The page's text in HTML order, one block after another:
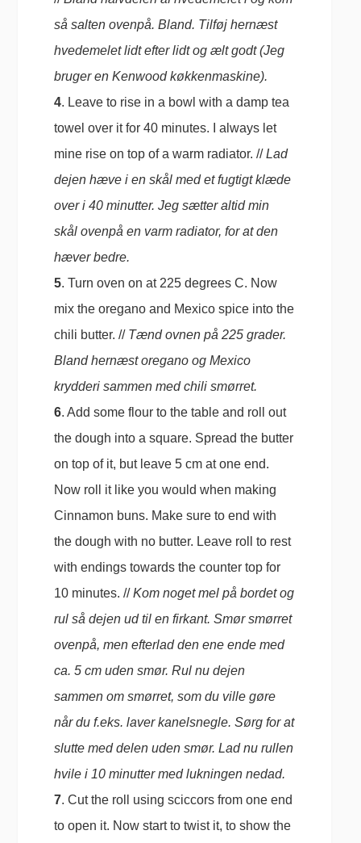
så salten ovenpå. Bland. Tilføj hernæst
hvedemelet lidt efter lidt og ælt godt (Jeg
bruger en Kenwood køkkenmaskine).
4. Leave to rise in a bowl with a damp tea
towel over it for 40 minutes. I always let
mine rise on top of a warm radiator. //Lad
dejen hæve i en skål med et fugtigt klæde
over i 40 minutter. Jeg sætter altid min
skål ovenpå en varm radiator, for at den
hæver bedre.
5. Turn oven on at 225 degrees C. Now
mix the oregano and Mexico spice into the
chili butter. // Tænd ovnen på 225 grader.
Bland hernæst oregano og Mexico
krydderi sammen med chili smørret.
6. Add some flour to the table and roll out
the dough into a square. Spread the butter
on top of it, but leave 5 cm at one end.
Now roll it like you would when making
Cinnamon buns. Make sure to end with
the dough with no butter. Leave roll to rest
with endings towards the counter top for
10 minutes. //Kom noget mel på bordet og
rul så dejen ud til en firkant. Smør smørret
ovenpå, men efterlad den ene ende med
ca. 5 cm uden smør. Rul nu dejen
sammen om smørret, som du ville gøre
når du f.eks. laver kanelsnegle. Sørg for at
slutte med delen uden smør. Lad nu rullen
hvile i 10 minutter med lukningen nedad.
7. Cut the roll using sciccors from one end
to open it. Now start to twist it, to show the